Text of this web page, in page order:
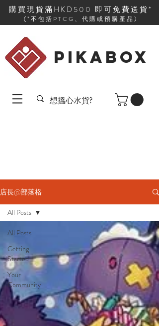
購買現貨滿HKD500 即可免費送貨*
(*不包括PTCG、代購或預購產品)
PIKABOX
店長@部落格
All Posts
Getting
Started
Your
Community
All Posts